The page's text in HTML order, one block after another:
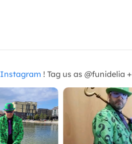
Instagram ! Tag us as @funidelia +